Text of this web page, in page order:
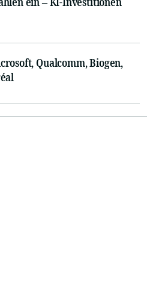
Qualcomm, Biogen,